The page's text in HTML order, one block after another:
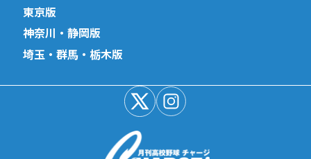
東京版
神奈川・静岡版
埼玉・群馬・栃木版